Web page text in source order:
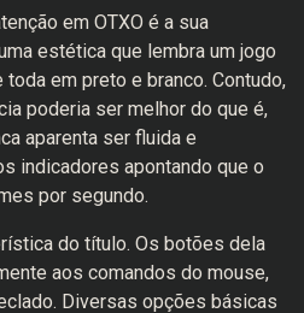
em OTXO é a sua
estética que lembra um jogo
toda em preto e branco. Contudo,
poderia ser melhor do que é,
aparenta ser fluida e
indicadores apontando que o
por segundo.
do título. Os botões dela
aos comandos do mouse,
Diversas opções básicas